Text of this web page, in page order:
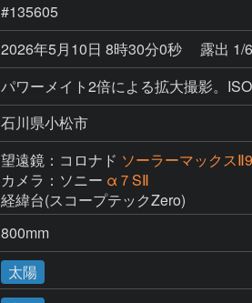
#135605
2026年5月10日 8時30分0秒
露出 1/
パワーメイト2倍による拡大撮影。
石川県小松市
望遠鏡：コロナド ソーラーマックス
カメラ：ソニー α７SⅡ
経緯台(スコープテックZero)
800mm
太陽